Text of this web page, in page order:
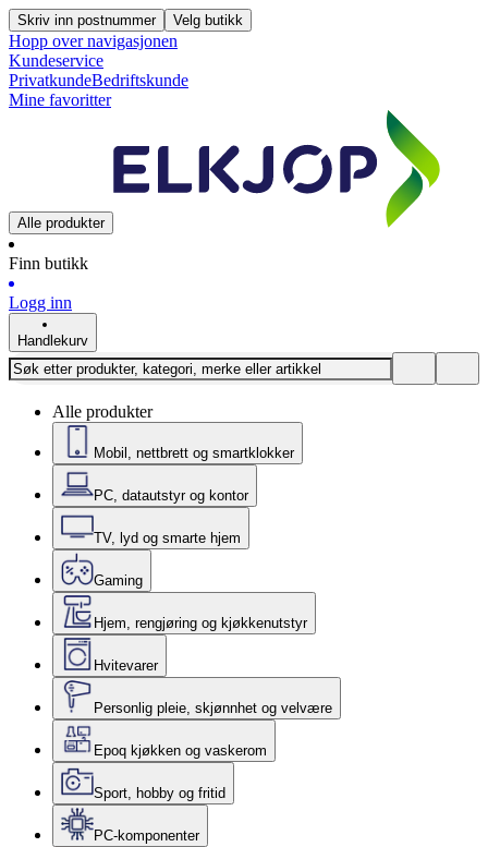
Skriv inn postnummer Velg butikk
Hopp over navigasjonen
Kundeservice
PrivatkundeBedriftskunde
Mine favoritter
Alle produkter
Finn butikk
Logg inn
Handlekurv
Alle produkter
Mobil, nettbrett og smartklokker
PC, datautstyr og kontor
TV, lyd og smarte hjem
Gaming
Hjem, rengjøring og kjøkkenutstyr
Hvitevarer
Personlig pleie, skjønnhet og velvære
Epoq kjøkken og vaskerom
Sport, hobby og fritid
PC-komponenter